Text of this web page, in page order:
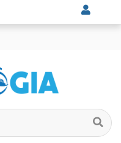
ưa chuộng nhất hiện nay -